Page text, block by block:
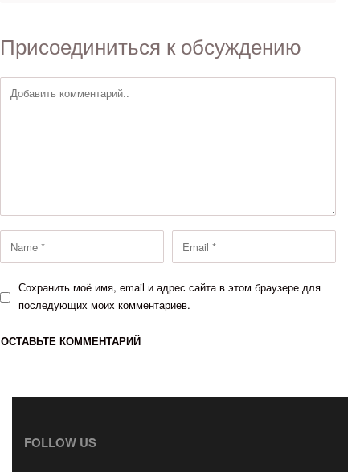
Присоединиться к обсуждению
Сохранить моё имя, email и адрес сайта в этом браузере для
последующих моих комментариев.
FOLLOW US